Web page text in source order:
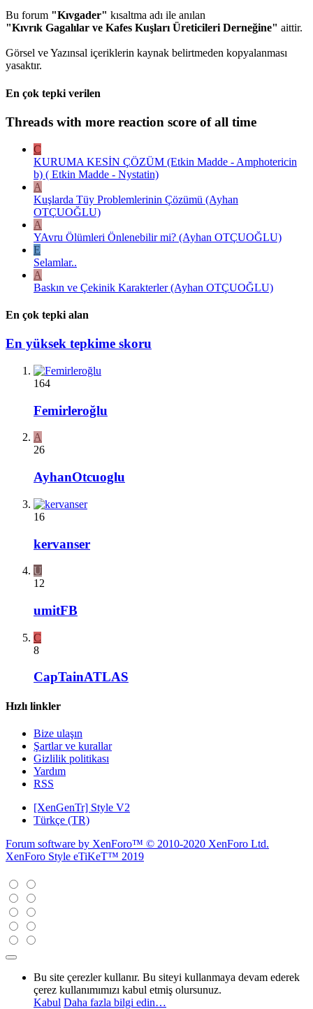
Bu forum "Kıvgader" kısaltma adı ile anılan
"Kıvrık Gagalılar ve Kafes Kuşları Üreticileri Derneğine" aittir.
Görsel ve Yazınsal içeriklerin kaynak belirtmeden kopyalanması
yasaktır.
En çok tepki verilen
Threads with more reaction score of all time
C
KURUMA KESİN ÇÖZÜM (Etkin Madde - Amphotericin
b) ( Etkin Madde - Nystatin)
A
Kuşlarda Tüy Problemlerinin Çözümü (Ayhan
OTÇUOĞLU)
A
YAvru Ölümleri Önlenebilir mi? (Ayhan OTÇUOĞLU)
E
Selamlar..
A
Baskın ve Çekinik Karakterler (Ayhan OTÇUOĞLU)
En çok tepki alan
En yüksek tepkime skoru
164
Femirleroğlu
A
26
AyhanOtcuoglu
16
kervanser
U
12
umitFB
C
8
CapTainATLAS
Hızlı linkler
Bize ulaşın
Şartlar ve kurallar
Gizlilik politikası
Yardım
RSS
[XenGenTr] Style V2
Türkçe (TR)
Forum software by XenForo™ © 2010-2020 XenForo Ltd.
XenForo Style eTiKeT™ 2019
Bu site çerezler kullanır. Bu siteyi kullanmaya devam ederek
çerez kullanımımızı kabul etmiş olursunuz.
Kabul Daha fazla bilgi edin…